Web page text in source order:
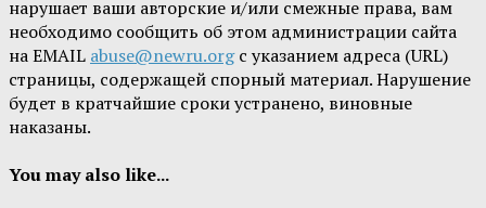
нарушает ваши авторские и/или смежные права, вам
необходимо сообщить об этом администрации сайта
на EMAIL abuse@newru.orgс указанием адреса (URL)
страницы, содержащей спорный материал. Нарушение
будет в кратчайшие сроки устранено, виновные
наказаны.
You may also like...